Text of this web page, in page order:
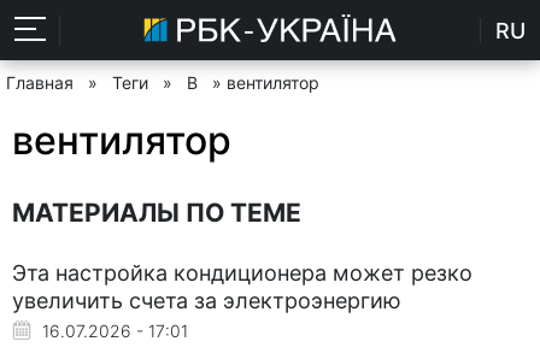
RU
Главная » Теги » В » вентилятор
вентилятор
МАТЕРИАЛЫ ПО ТЕМЕ
Эта настройка кондиционера может резко
увеличить счета за электроэнергию
16.07.2026 - 17:01